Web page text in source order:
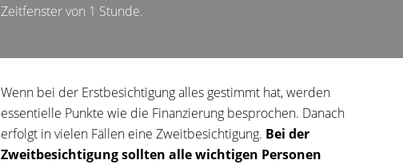
Zeitfenster von 1 Stunde.
Wenn bei der Erstbesichtigung alles gestimmt hat, werden
essentielle Punkte wie die Finanzierung besprochen. Danach
erfolgt in vielen Fällen eine Zweitbesichtigung. Bei der
Zweitbesichtigung sollten alle wichtigen Personen